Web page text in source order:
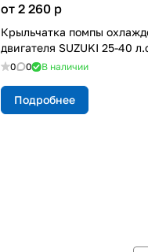
от 2 260 p
Крыльчатка помпы
двигателя SUZUKI 25-40
0 0 В наличии
Подробнее